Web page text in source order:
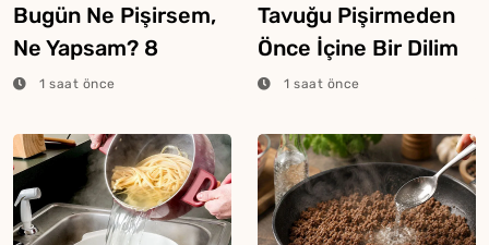
Bugün Ne Pişirsem,
Ne Yapsam? 8
Ağustos 2026
1 saat önce
Tavuğu Pişirmeden
Önce İçine Bir Dilim
Limon Atarsanız Ne
1 saat önce